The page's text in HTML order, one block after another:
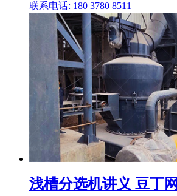
联系电话: 180 3780 8511
浅槽分选机讲义 豆丁网